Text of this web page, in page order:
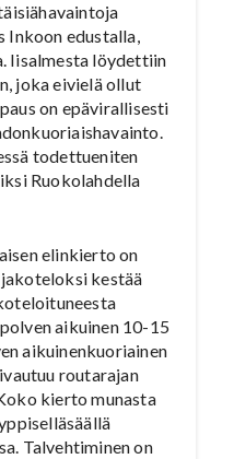
Inkoon edustalla,
Iisalmesta löydettiin
joka eivielä ollut
on epävirallisesti
todettueniten
Ruokolahdella
elinkierto on
kestää
aikuinen 10-15
aikuinenkuoriainen
routarajan
kierto munasta
Talvehtiminen on